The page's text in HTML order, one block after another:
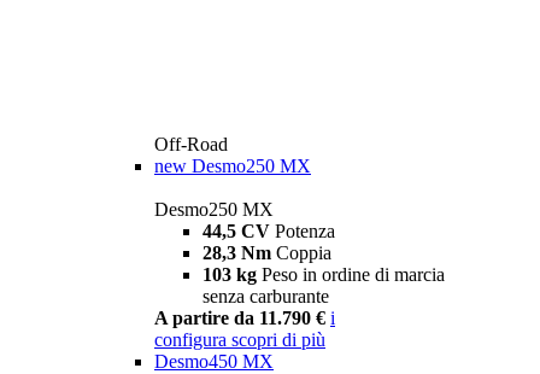
Off-Road
new Desmo250 MX
Desmo250 MX
44,5 CV Potenza
28,3 Nm Coppia
103 kg Peso in ordine di marcia
senza carburante
A partire da 11.790 € i
configura scopri di più
Desmo450 MX